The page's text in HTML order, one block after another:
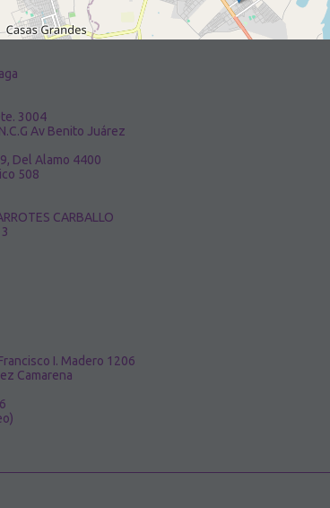
3004
Av Benito Juárez
Del Alamo 4400
508
CARBALLO
I. Madero 1206
Camarena